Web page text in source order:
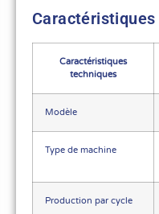
Caractéristiques
techniques
Modèle
Type de machine
Production par cycle